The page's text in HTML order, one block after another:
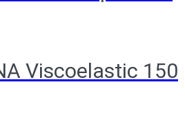
Viscoelastic 150